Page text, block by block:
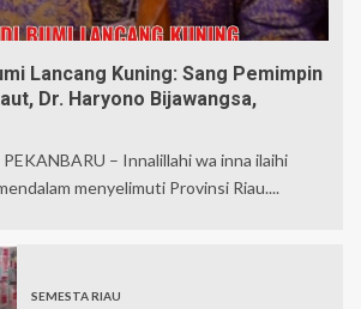
Lancang Kuning: Sang Pemimpin
Dr. Haryono Bijawangsa,
– Innalillahi wa inna ilaihi
menyelimuti Provinsi Riau....
SEMESTA RIAU